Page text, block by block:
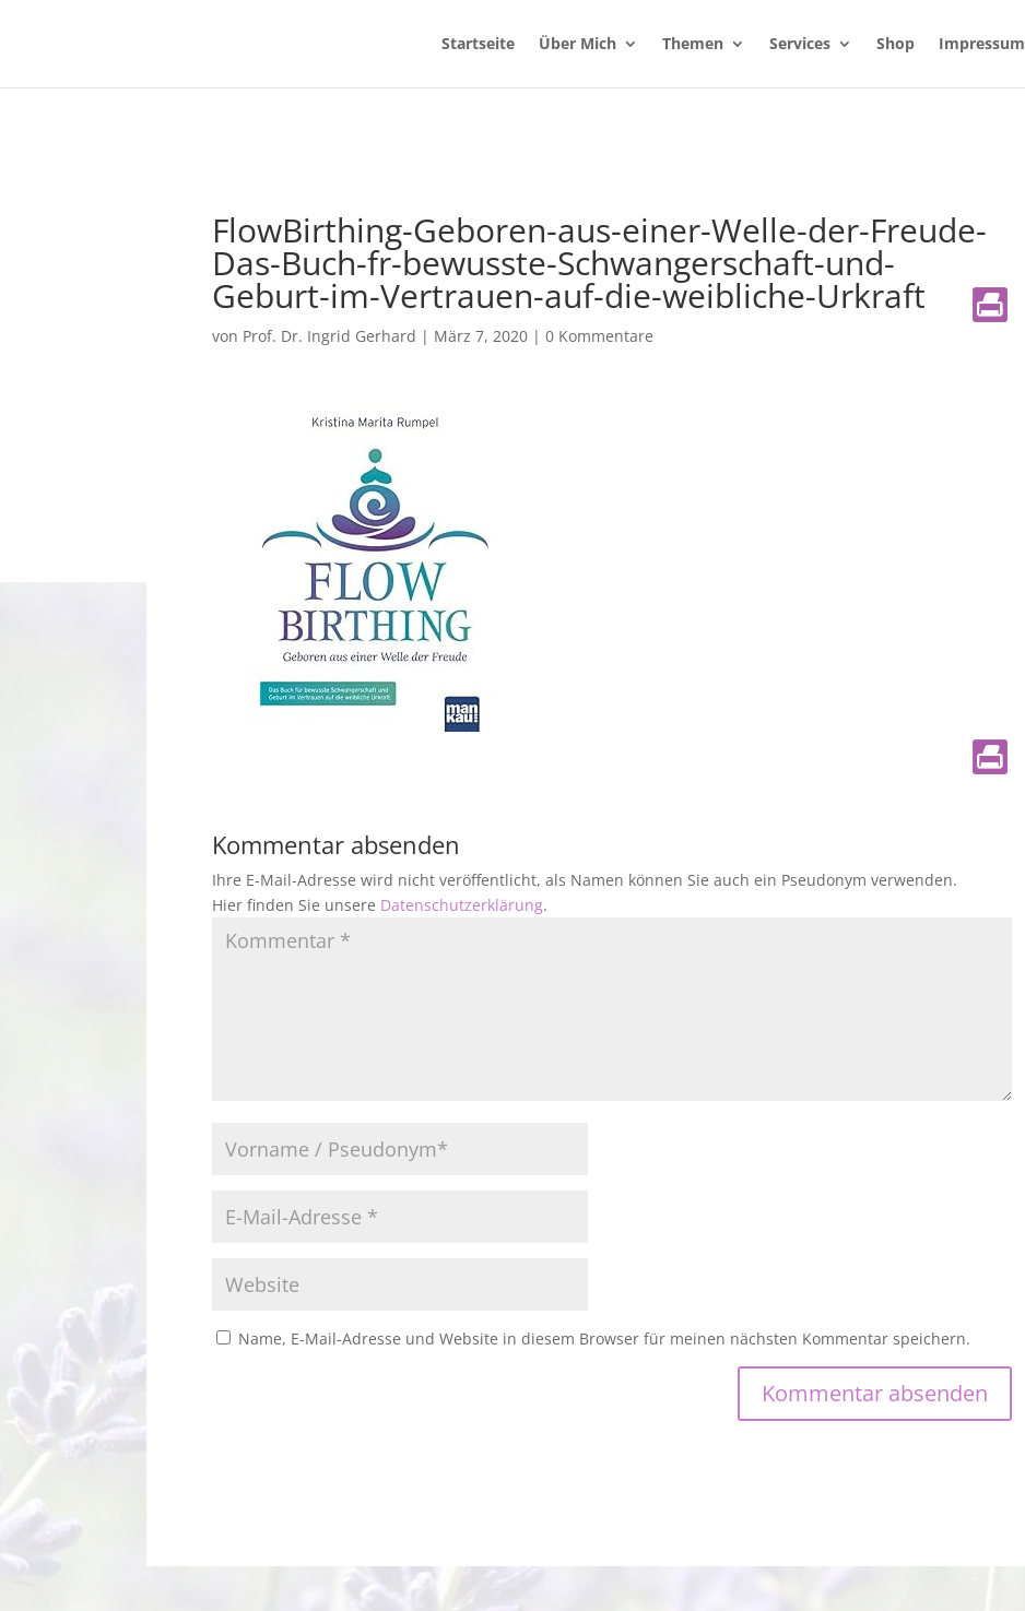
Startseite Über Mich Themen Services Shop Impressum
FlowBirthing-Geboren-aus-einer-Welle-der-Freude-
Das-Buch-fr-bewusste-Schwangerschaft-und-
Geburt-im-Vertrauen-auf-die-weibliche-Urkraft
von Prof. Dr. Ingrid Gerhard | März 7, 2020| 0 Kommentare
Kommentar absenden
Ihre E-Mail-Adresse wird nicht veröffentlicht, als Namen können Sie auch ein Pseudonym verwenden.
Hier finden Sie unsere Datenschutzerklärung.
Name, E-Mail-Adresse und Website in diesem Browser für meinen nächsten Kommentar speichern.